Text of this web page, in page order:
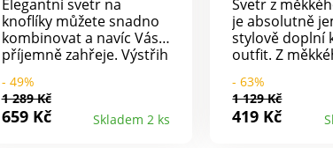
Elegantní svetr na
knoflíky můžete snadno
kombinovat a navíc Vás
příjemně zahřeje. Výstřih
vzhledu rohoviny. Úplet s
optickým vzorem.
Dlouhé rukávy. V
- 49%
1 289 Kč
659 Kč Skladem 2 ks
Svetr z
je absolutně
stylově doplní
outfit. Z
úpletu.
dotek. Volný
širokým
- 63%
1 129 Kč
419 Kč